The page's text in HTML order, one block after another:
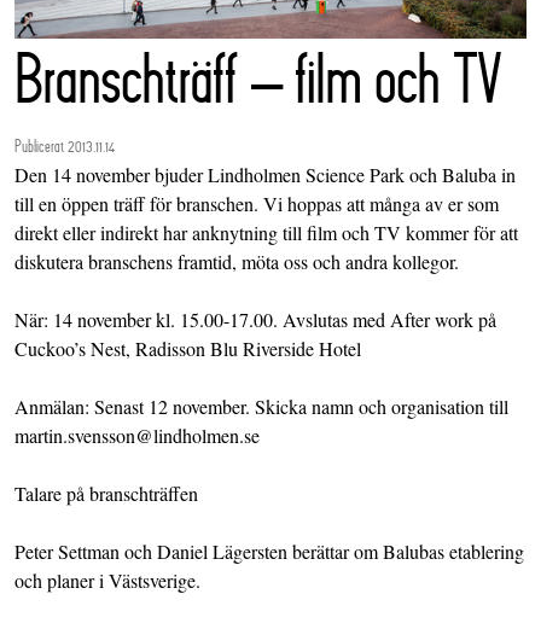
Branschträff – film och TV
Publicerat 2013.11.14
Den 14 november bjuder Lindholmen Science Park och Baluba in
till en öppen träff för branschen. Vi hoppas att många av er som
direkt eller indirekt har anknytning till film och TV kommer för att
diskutera branschens framtid, möta oss och andra kollegor.
När: 14 november kl. 15.00-17.00. Avslutas med After work på
Cuckoo’s Nest, Radisson Blu Riverside Hotel
Anmälan: Senast 12 november. Skicka namn och organisation till
martin.svensson@lindholmen.se
Talare på branschträffen
Peter Settman och Daniel Lägersten berättar om Balubas etablering
och planer i Västsverige.